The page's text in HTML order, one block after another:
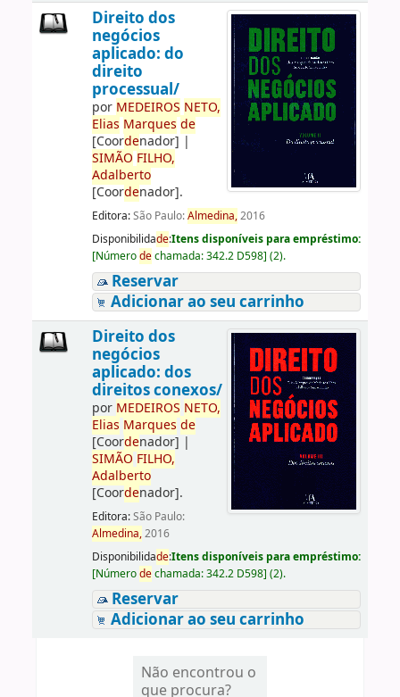
Direito dos
negócios
aplicado: do
direito
processual/
por MEDEIROS NETO,
Elias Marques de
[Coordenador] |
SIMÃO FILHO,
Adalberto
[Coordenador].
Editora:São Paulo:Almedina,2016
Disponibilidade:Itens disponíveis para empréstimo:
[Númerodechamada:342.2 D598] (2).
Reservar
Adicionar ao seu carrinho
Direito dos
negócios
aplicado: dos
direitos conexos/
por MEDEIROS NETO,
Elias Marques de
[Coordenador] |
SIMÃO FILHO,
Adalberto
[Coordenador].
Editora:São Paulo:
Almedina,2016
Disponibilidade:Itens disponíveis para empréstimo:
[Númerodechamada:342.2 D598] (2).
Reservar
Adicionar ao seu carrinho
Não encontrou o
que procura?